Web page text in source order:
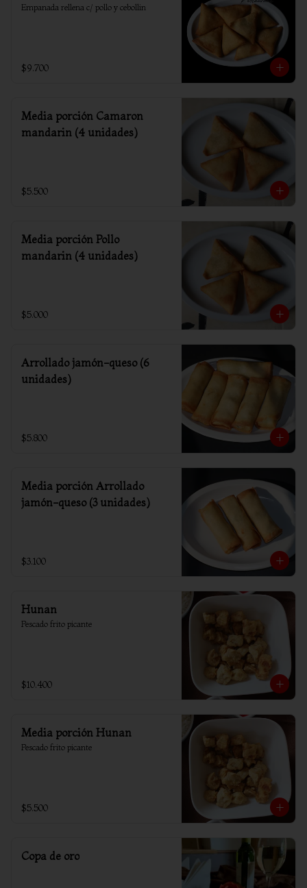
Empanada rellena c/ pollo y cebollin
$9.700
Media porción Camaron
mandarin (4 unidades)
$5.500
Media porción Pollo
mandarin (4 unidades)
$5.000
Arrollado jamón-queso (6
unidades)
$5.800
Media porción Arrollado
jamón-queso (3 unidades)
$3.100
Hunan
Pescado frito picante
$10.400
Media porción Hunan
Pescado frito picante
$5.500
Copa de oro